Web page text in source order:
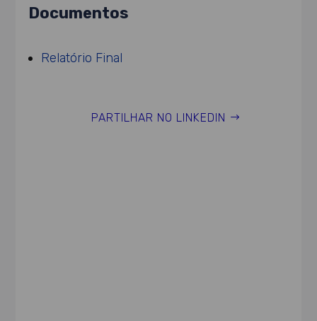
Documentos
Relatório Final
PARTILHAR NO LINKEDIN